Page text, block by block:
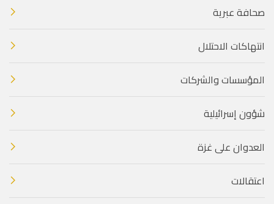
صحافة عبرية
انتهاكات الاحتلال
المؤسسات والشركات
شؤون إسرائيلية
العدوان على غزة
اعتقالات